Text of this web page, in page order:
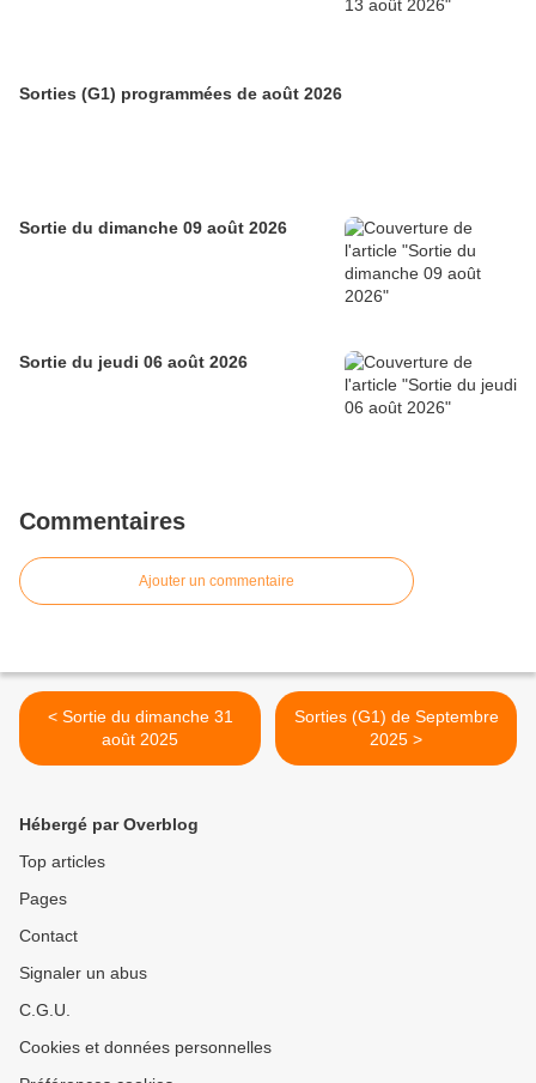
Sorties (G1) programmées de août 2026
Sortie du dimanche 09 août 2026
Sortie du jeudi 06 août 2026
Commentaires
Ajouter un commentaire
< Sortie du dimanche 31
août 2025
Sorties (G1) de Septembre
2025 >
Hébergé par Overblog
Top articles
Pages
Contact
Signaler un abus
C.G.U.
Cookies et données personnelles